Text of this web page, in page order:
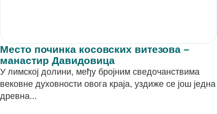
Место починка косовских витезова –
манастир Давидовица
У лимској долини, међу бројним сведочанствима
вековне духовности овога краја, уздиже се још једна
древна...